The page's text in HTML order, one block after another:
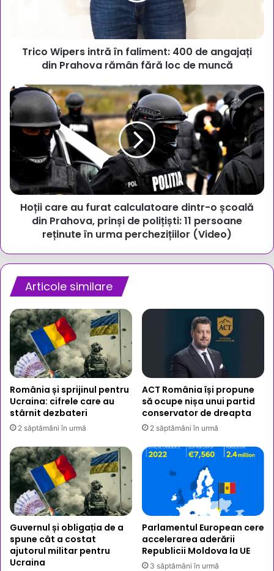
Prahova
loc
de
muncă
Trico Wipers intră în faliment: 400 de angajați
din Prahova rămân fără loc de muncă
Hoții
care
au
furat
calculatoare
dintr-
școală
din
Prahova,
11
reținute
în
urma
perchezițiilor
(Video)
Hoții care au furat calculatoare dintr-o școală
din Prahova, prinși de polițiști: 11 persoane
reținute în urma perchezițiilor (Video)
Articole similare
România și sprijinul pentru
Ucraina: cifrele care au
stârnit dezbateri
2 săptămâni în urmă
ACT România își propune
să ocupe nișa unui partid
conservator de dreapta
2 săptămâni în urmă
Guvernul și obligația de a
spune cât a costat
ajutorul militar pentru
Ucraina
Parlamentul European cere
accelerarea aderării
Republicii Moldova la UE
3 săptămâni în urmă